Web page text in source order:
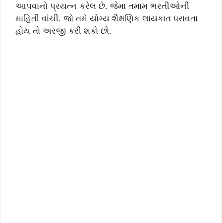
આપવાનો પ્રયત્ન કરેલ છે. જેમા તમામ ભરતીઓની
માહિતી વાંચી. જો તમે યોગ્ય શૈક્ષણિક લાયકાત ધરાવતા
હોય તો અરજી કરી શકો છો.